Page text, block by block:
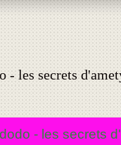
- les secrets
- les secrets